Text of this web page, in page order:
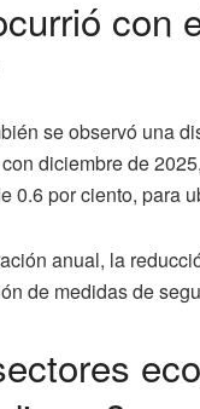
con
se observó una
diciembre de
0.6 por ciento, para
anual, la
de medidas de